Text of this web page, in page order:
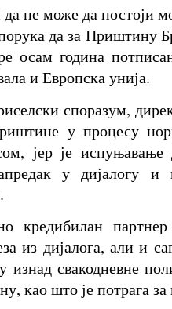
не може да постоји
да за Приштину
осам година
и Европска унија.
споразум,
у процесу
јер је испуњавање
у дијалогу и
кредибилан
из дијалога, али и
свакодневне
као што је потрага